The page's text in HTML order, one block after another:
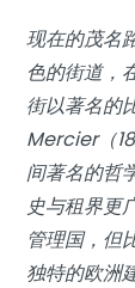
现在的茂名
色的街道，
街以著名的
Mercier（
间著名的哲
史与租界更
管理国，但
独特的欧洲